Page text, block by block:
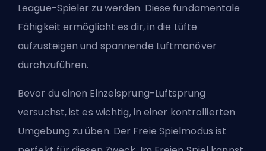
League-Spieler zu werden. Diese fundamentale
Fähigkeit ermöglicht es dir, in die Lüfte
aufzusteigen und spannende Luftmanöver
durchzuführen.
Bevor du einen Einzelsprung-Luftsprung
versuchst, ist es wichtig, in einer kontrollierten
Umgebung zu üben. Der Freie Spielmodus ist